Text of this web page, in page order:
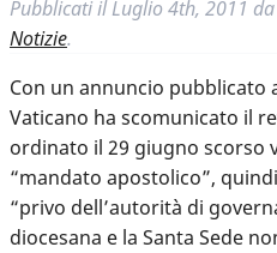
Pubblicati ilLuglio 4th, 2011 da
Notizie.
Con un annuncio pubblicato
Vaticano ha scomunicato il
ordinato il 29 giugno scorso
“mandato apostolico”,
“privo dell’autorità di
diocesana e la Santa Sede